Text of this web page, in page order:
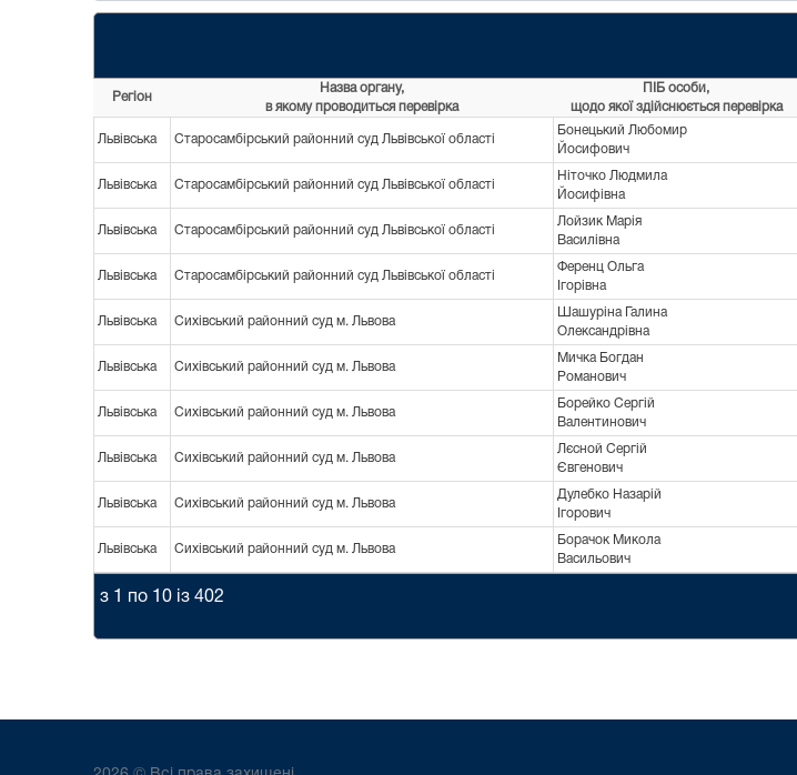
Регіон
Назва органу,
в якому проводиться перевірка
ПІБ особи,
щодо якої здійснюється перевірка
Львівська Старосамбірський районний суд Львівської області
Бонецький Любомир
Йосифович
Львівська Старосамбірський районний суд Львівської області
Ніточко Людмила
Йосифівна
Львівська Старосамбірський районний суд Львівської області
Лойзик Марія
Василівна
Львівська Старосамбірський районний суд Львівської області
Ференц Ольга
Ігорівна
Львівська Сихівський районний суд м. Львова
Шашуріна Галина
Олександрівна
Львівська Сихівський районний суд м. Львова
Мичка Богдан
Романович
Львівська Сихівський районний суд м. Львова
Борейко Сергій
Валентинович
Львівська Сихівський районний суд м. Львова
Лєсной Сергій
Євгенович
Львівська Сихівський районний суд м. Львова
Дулебко Назарій
Ігорович
Львівська Сихівський районний суд м. Львова
Борачок Микола
Васильович
з 1 по 10 із 402